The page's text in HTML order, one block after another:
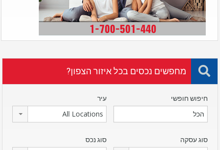
מחפשים נכסים בכל איזור הצפון?
חיפוש חופשי עיר
All Locations
סוג עסקה סוג נכס